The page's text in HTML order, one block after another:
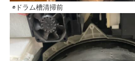
◉ドラム槽清掃前